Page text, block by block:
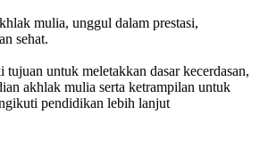
mulia, unggul dalam prestasi,
sehat.
untuk meletakkan dasar kecerdasan,
akhlak mulia serta ketrampilan untuk
pendidikan lebih lanjut